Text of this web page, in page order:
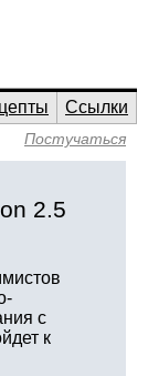
Ссылки
Постучаться
2.5
с
к